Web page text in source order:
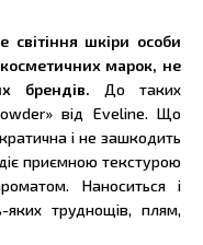
світіння шкіри особи
марок, не
брендів. До таких
від Eveline. Що
і не зашкодить
приємною текстурою
Наноситься і
труднощів, плям,